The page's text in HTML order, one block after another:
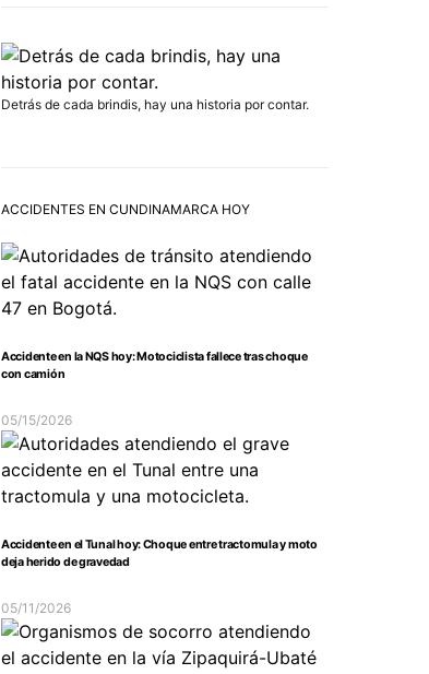
Detrás de cada brindis, hay una historia por contar.
ACCIDENTES EN CUNDINAMARCA HOY
Accidente en la NQS hoy: Motociclista fallece tras choque
con camión
05/15/2026
Accidente en el Tunal hoy: Choque entre tractomula y moto
deja herido de gravedad
05/11/2026